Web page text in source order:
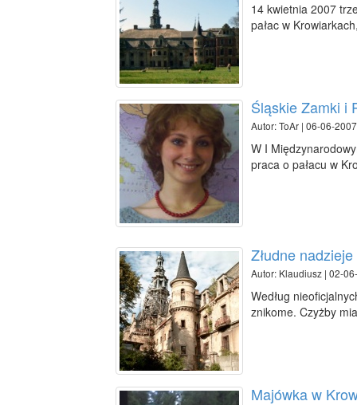
14 kwietnia 2007
pałac w
Śląskie Zamki i
Autor: ToAr | 06-06-
W I
praca o pałacu w
Złudne nadzieje
Autor: Klaudiusz | 02-
Według
znikome. Czyżby
Majówka w